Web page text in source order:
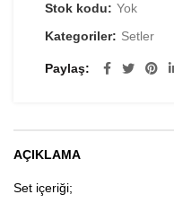
Stok kodu: Yok
Kategoriler: Setler
Paylaş
AÇIKLAMA
Set içeriği;